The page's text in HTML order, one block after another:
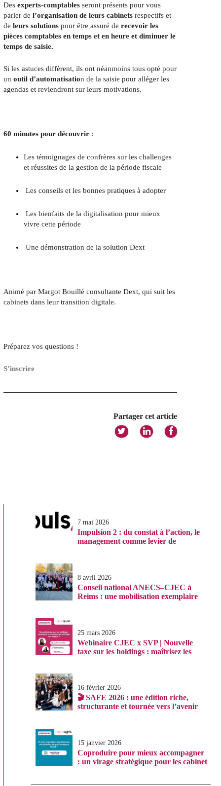
Desexperts-comptables seront présents pour vous
parler del’organisation de leurs cabinets respectifs et
deleurs solutions pour être assuré derecevoir les
pièces comptables en temps et en heure et diminuer le
temps de saisie.
Si les astuces diffèrent, ils ont néanmoins tous opté pour
unoutil d’automatisation de la saisie pour alléger les
agendas et reviendront sur leurs motivations.
60 minutes pour découvrir :
Les témoignages de confrères sur les challenges
et réussites de la gestion de la période fiscale
Les conseils et les bonnes pratiques à adopter
Les bienfaits de la digitalisation pour mieux
vivre cette période
Une démonstration de la solution Dext
Animé par Margot Bouillé consultante Dext, qui suit les
cabinets dans leur transition digitale.
Préparez vos questions !
S’inscrire
Partager cet article
7 mai 2026
Impulsion 2 : du constat à l’action, le
management comme levier de
8 avril 2026
Conseil national ANECS–CJEC à
Reims : une mobilisation exemplaire
25 mars 2026
Webinaire CJEC x SVP | Nouvelle
taxe sur les holdings : maîtrisez les
16 février 2026
🎬 SAFE 2026 : une édition riche,
structurante et tournée vers l’avenir
15 janvier 2026
Coproduire pour mieux accompagner
: un virage stratégique pour les cabinet